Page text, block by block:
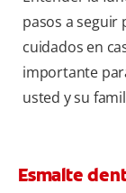
pasos a seguir
cuidados en
importante
usted y su
Esmalte